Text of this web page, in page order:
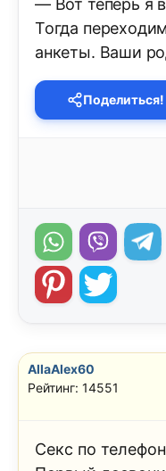
— Вот теперь я
Тогда
анкеты. Ваши
Поделиться!
AllaAlex60
Рейтинг: 14551
Секс по